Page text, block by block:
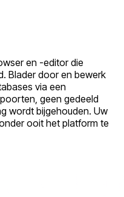
en -editor die
Blader door en bewerk
via een
geen gedeeld
wordt bijgehouden. Uw
ooit het platform te